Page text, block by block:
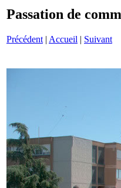
Passation de
Précédent | Accueil | Suivant